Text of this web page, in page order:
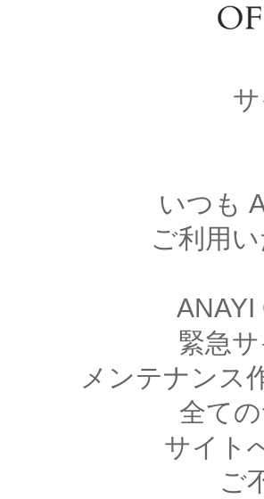
いつも
ご利用
ANAYI
緊急
メンテナンス
全て
サイト
ご